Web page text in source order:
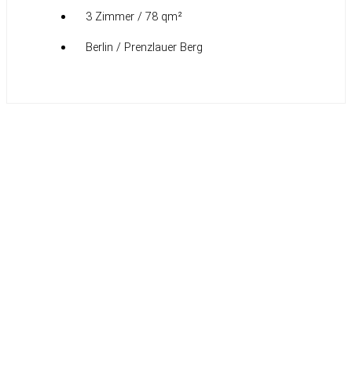
3 Zimmer / 78 qm²
Berlin / Prenzlauer Berg